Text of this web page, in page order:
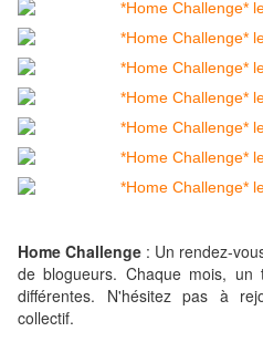
Home Challenge : Un rendez-
de blogueurs. Chaque mois,
différentes. N'hésitez pas à
collectif.